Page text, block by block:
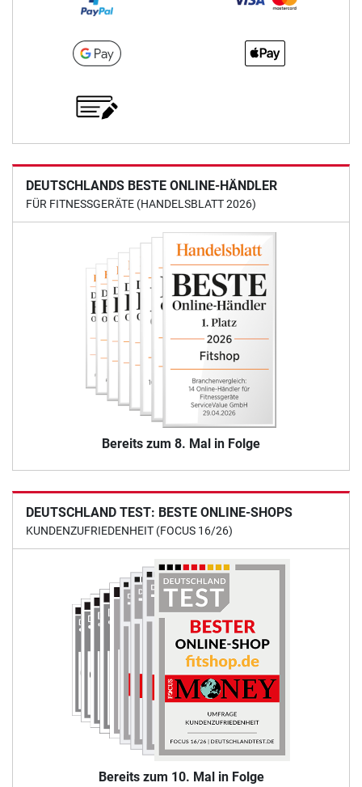
DEUTSCHLANDS BESTE ONLINE-HÄNDLER
FÜR FITNESSGERÄTE (HANDELSBLATT 2026)
Bereits zum 8. Mal in Folge
DEUTSCHLAND TEST: BESTE ONLINE-SHOPS
KUNDENZUFRIEDENHEIT (FOCUS 16/26)
Bereits zum 10. Mal in Folge